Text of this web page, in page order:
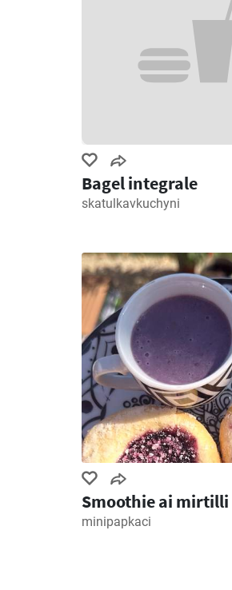
Bagel integrale
skatulkavkuchyni
Smoothie ai mirtilli
minipapkaci